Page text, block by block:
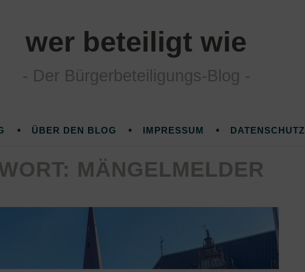
wer beteiligt wie
Der Bürgerbeteiligungs-Blog
ÜBER DEN BLOG IMPRESSUM DATENSCHUTZ
MÄNGELMELDER